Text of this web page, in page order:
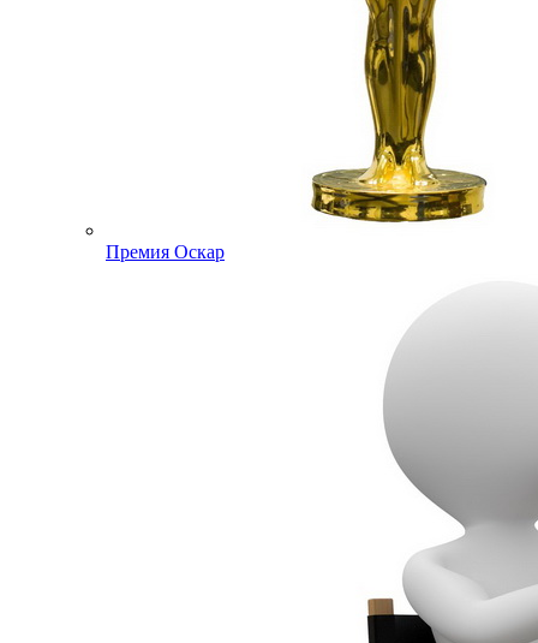
Премия Оскар